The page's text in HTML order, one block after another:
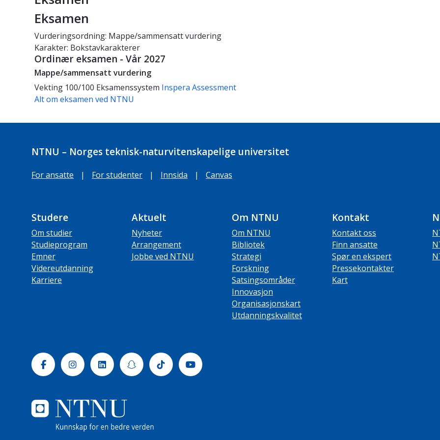
Eksamen
Vurderingsordning: Mappe/sammensatt vurdering
Karakter: Bokstavkarakterer
Ordinær eksamen - Vår 2027
Mappe/sammensatt vurdering
Vekting 100/100 Eksamenssystem Inspera Assessment
Alt om eksamen ved NTNU
NTNU – Norges teknisk-naturvitenskapelige universitet
For ansatte | For studenter | Innsida | Canvas
Studere
Om studier
Studieprogram
Emner
Videreutdanning
Karriere
Aktuelt
Nyheter
Arrangement
Jobbe ved NTNU
Om NTNU
Om NTNU
Bibliotek
Strategi
Forskning
Satsingsområder
Innovasjon
Organisasjonskart
Utdanningskvalitet
Kontakt
Kontakt oss
Finn ansatte
Spør en ekspert
Pressekontakter
Kart
FacebookInstagramLinkedinSnapchatTiktok Youtube